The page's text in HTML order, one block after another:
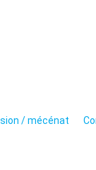
/ mécénat